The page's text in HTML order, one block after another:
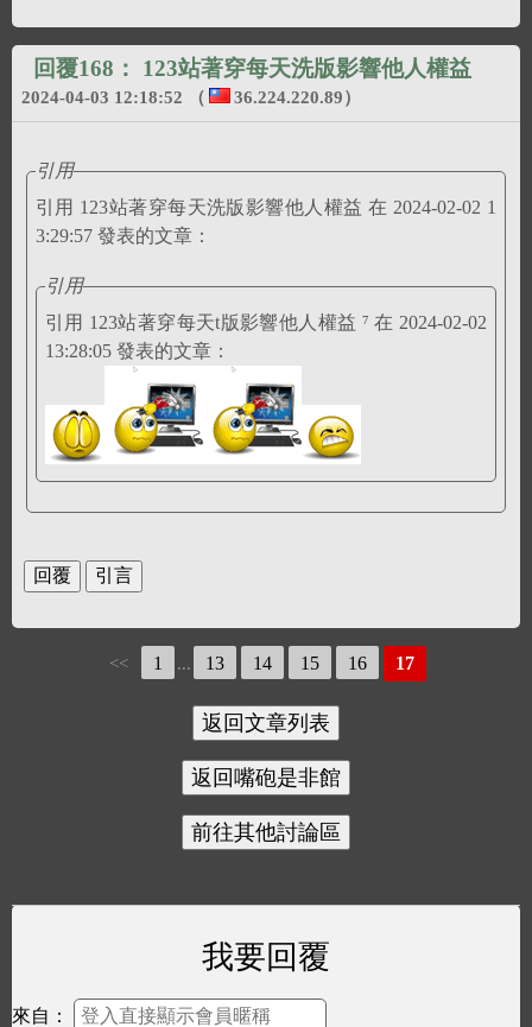
回覆168： 123站著穿每天洗版影響他人權益
2024-04-03 12:18:52 （ 36.224.220.89）
引用
引用 123站著穿每天洗版影響他人權益 在 2024-02-02 1
3:29:57 發表的文章：
引用
引用 123站著穿每天t版影響他人權益 ⁷ 在 2024-02-02
13:28:05 發表的文章：
<< 1 ... 13 14 15 16 17
我要回覆
來自：